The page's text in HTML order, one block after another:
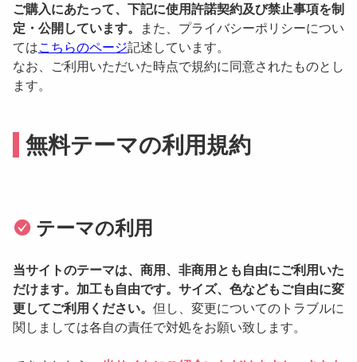
ご購入にあたって、下記に使用許諾契約及び禁止事項を制
定・公開しています。
また、プライバシーポリシーについ
てはこちらのページ記述しています。
なお、ご利用いただいた時点で規約に同意されたものとし
ます。
無料テーマの利用規約
テーマの利用
当サイトのテーマは、商用、非商用とも自由にご利用いた
だけます。加工も自由です。サイズ、色などもご自由に変
更してご利用ください。 但し、変更についてのトラブルに
関しましては各自の責任で対処をお願い致します。